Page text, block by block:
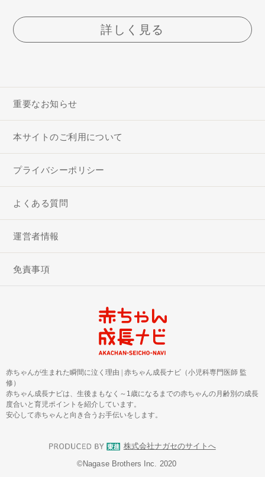
詳しく見る
重要なお知らせ
本サイトのご利用について
プライバシーポリシー
よくある質問
運営者情報
免責事項
赤ちゃんが生まれた瞬間に泣く理由 | 赤ちゃん成長ナビ（小児科専門医師 監
修）
赤ちゃん成長ナビは、生後まもなく～1歳になるまでの赤ちゃんの月齢別の成長
度合いと育児ポイントを紹介しています。
安心して赤ちゃんと向き合うお手伝いをします。
株式会社ナガセのサイトへ
©︎Nagase Brothers Inc. 2020